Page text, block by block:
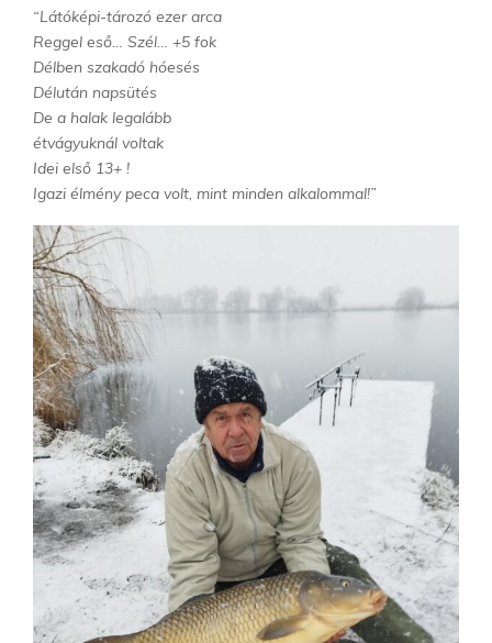
“Látóképi-tározó ezer arca
Reggel eső… Szél… +5 fok
Délben szakadó hóesés
Délután napsütés
De a halak legalább
étvágyuknál voltak
Idei első 13+ !
Igazi élmény peca volt, mint minden alkalommal!”